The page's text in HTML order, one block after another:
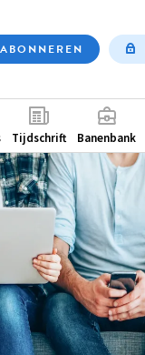
ABONNEREN
Tijdschrift Banenbank